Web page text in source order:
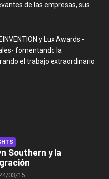
de las empresas, sus
y Lux Awards -
fomentando la
el trabajo extraordinario
Southern y la
03/15